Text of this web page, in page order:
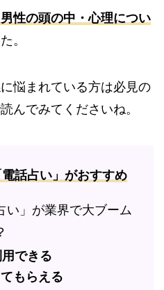
性の頭の中・心理につい
。
悩まれている方は必見の
んでみてくださいね。
話占い」がおすすめ
い」が業界で大ブーム
できる
もらえる